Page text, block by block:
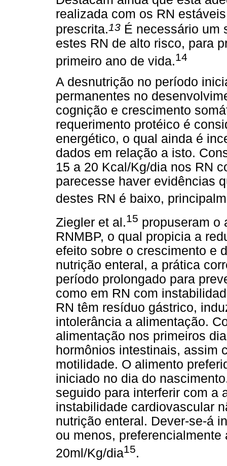
realizada com os RN
prescrita.13 É necessário um
estes RN de alto risco, para
primeiro ano de vida.14
A desnutrição no período
permanentes no
cognição e crescimento
requerimento protéico é
energético, o qual ainda é
dados em relação a isto.
15 a 20 Kcal/Kg/dia nos RN
parecesse haver evidências
destes RN é baixo,
Ziegler et al.15 propuseram o
RNMBP, o qual propicia a
efeito sobre o crescimento e
nutrição enteral, a prática
período prolongado para
como em RN com
RN têm resíduo gástrico,
intolerância a alimentação.
alimentação nos primeiros
hormônios intestinais, assim
motilidade. O alimento
iniciado no dia do
seguido para interferir com a
instabilidade cardiovascular
nutrição enteral. Dever-se-á
ou menos,
20ml/Kg/dia15.